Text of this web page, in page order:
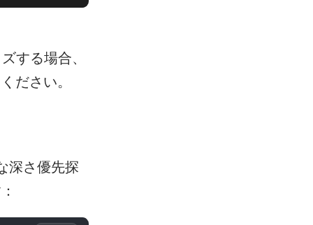
する場合、
ださい。
深さ優先探